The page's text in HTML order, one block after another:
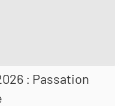
: Passation